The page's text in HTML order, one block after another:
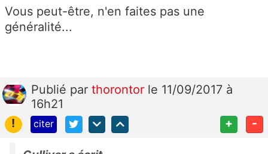
Vous peut-être, n'en faites pas une
généralité...
Publié par thorontor le 11/09/2017 à
16h21
!
citer + -